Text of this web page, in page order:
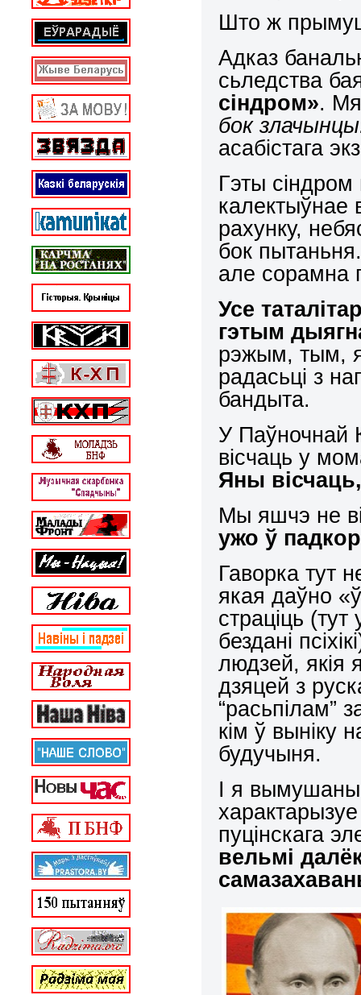
Што ж
Адказ
сьледства
сіндром».
бок
асабістага
Гэты
калектыўнае
рахунку,
бок
але сорамна
Усе
гэтым
рэжым, тым,
радасьці з
бандыта.
У Паўночнай
вісчаць у
Яны
Мы яшчэ не
ужо ў
Гаворка тут
якая даўно
страціць
бездані
людзей, якія
дзяцей з
“расьпілам”
кім ў выніку
будучыня.
І я вымушаны
пуцінскага
вельмі